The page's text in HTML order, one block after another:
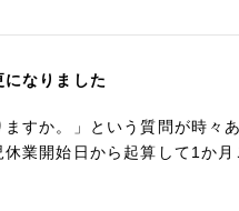
なりました
すか。」という質問が時々
業開始日から起算して1か